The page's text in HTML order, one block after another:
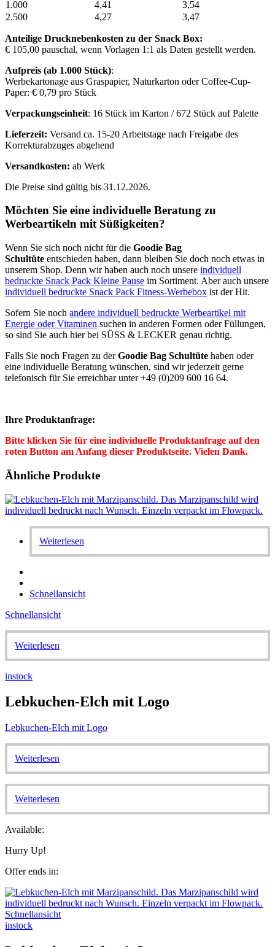
1.000
4,41
3,54
2.500
4,27 3,47
Anteilige Drucknebenkosten zu der Snack Box:
€ 105,00 pauschal, wenn Vorlagen 1:1 als Daten gestellt werden.
Aufpreis (ab 1.000 Stück):
Werbekartonage aus Graspapier, Naturkarton oder Coffee-Cup-
Paper: € 0,79 pro Stück
Verpackungseinheit: 16 Stück im Karton / 672 Stück auf Palette
Lieferzeit: Versand ca. 15-20 Arbeitstage nach Freigabe des
Korrekturabzuges abgehend
Versandkosten: ab Werk
Die Preise sind gültig bis 31.12.2026.
Möchten Sie eine individuelle Beratung zu
Werbeartikeln mit Süßigkeiten?
Wenn Sie sich noch nicht für die Goodie Bag
Schultüte entschieden haben, dann bleiben Sie doch noch etwas in
unserem Shop. Denn wir haben auch noch unsere individuell
bedruckte Snack Pack Kleine Pause im Sortiment. Aber auch unsere
individuell bedruckte Snack Pack Fitness-Werbebox ist der Hit.
Sofern Sie noch andere individuell bedruckte Werbeartikel mit
Energie oder Vitaminen suchen in anderen Formen oder Füllungen,
so sind Sie auch hier bei SÜSS & LECKER genau richtig.
Falls Sie noch Fragen zu derGoodie Bag Schultüte haben oder
eine individuelle Beratung wünschen, sind wir jederzeit gerne
telefonisch für Sie erreichbar unter +49 (0)209 600 16 64.
Ihre Produktanfrage:
Bitte klicken Sie für eine individuelle Produktanfrage auf den
roten Button am Anfang dieser Produktseite. Vielen Dank.
Ähnliche Produkte
Weiterlesen
Schnellansicht
Schnellansicht
Weiterlesen
instock
Lebkuchen-Elch mit Logo
Lebkuchen-Elch mit Logo
Weiterlesen
Weiterlesen
Available:
Hurry Up!
Offer ends in:
Schnellansicht
instock